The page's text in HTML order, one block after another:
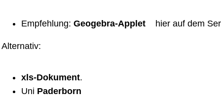
Empfehlung:Geogebra-Applet hier auf dem
Alternativ:
xls-Dokument.
Uni Paderborn